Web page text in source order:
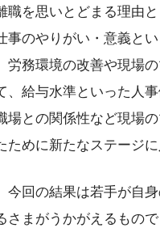
職を思いとどまる理由
事のやりがい・意義と
労務環境の改善や現場
、給与水準といった人
場との関係性など現場
ために新たなステージ
回の結果は若手が自
さまがうかがえるもの